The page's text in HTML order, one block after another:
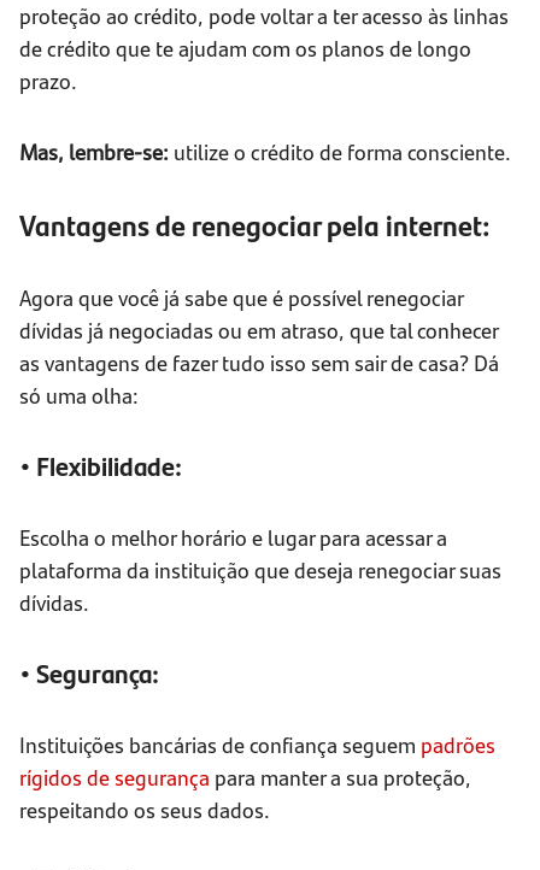
proteção ao crédito, pode voltar a ter acesso às linhas
de crédito que te ajudam com os planos de longo
prazo.
Mas, lembre-se: utilize o crédito de forma consciente.
Vantagens de renegociar pela internet:
Agora que você já sabe que é possível renegociar
dívidas já negociadas ou em atraso, que tal conhecer
as vantagens de fazer tudo isso sem sair de casa? Dá
só uma olha:
• Flexibilidade:
Escolha o melhor horário e lugar para acessar a
plataforma da instituição que deseja renegociar suas
dívidas.
• Segurança:
Instituições bancárias de confiança seguem padrões
rígidos de segurança para manter a sua proteção,
respeitando os seus dados.